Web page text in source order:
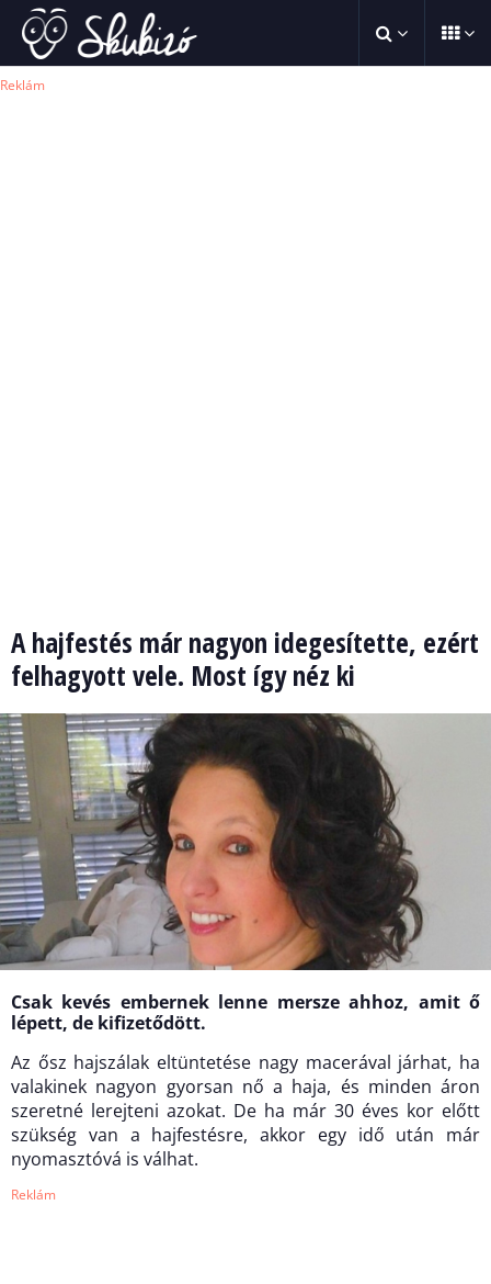
Reklám
A hajfestés már nagyon idegesítette, ezért
felhagyott vele. Most így néz ki
Csak kevés embernek lenne mersze ahhoz, amit ő
lépett, de kifizetődött.
Az ősz hajszálak eltüntetése nagy macerával járhat, ha
valakinek nagyon gyorsan nő a haja, és minden áron
szeretné lerejteni azokat. De ha már 30 éves kor előtt
szükség van a hajfestésre, akkor egy idő után már
nyomasztóvá is válhat.
Reklám